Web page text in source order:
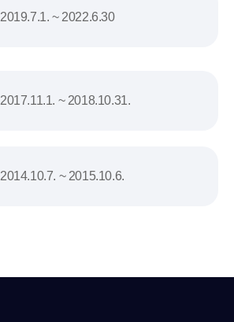
2019.7.1. ~ 2022.6.30
2017.11.1. ~ 2018.10.31.
2014.10.7. ~ 2015.10.6.